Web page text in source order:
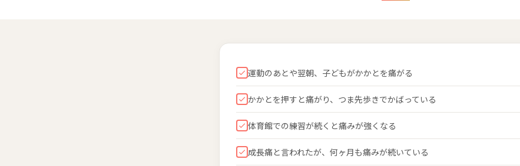
運動のあとや翌朝、子どもがかかとを痛がる
かかとを押すと痛がり、つま先歩きでかばっている
体育館での練習が続くと痛みが強くなる
成長痛と言われたが、何ヶ月も痛みが続いている